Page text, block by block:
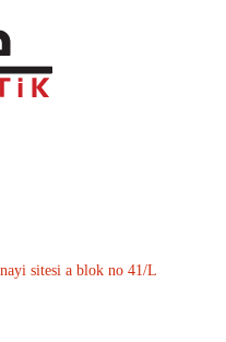
sitesi a blok no 41/L